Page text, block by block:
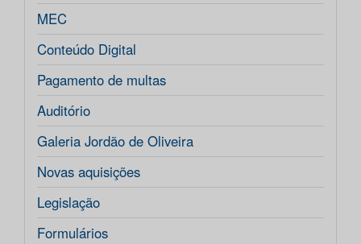
MEC
Conteúdo Digital
Pagamento de multas
Auditório
Galeria Jordão de Oliveira
Novas aquisições
Legislação
Formulários